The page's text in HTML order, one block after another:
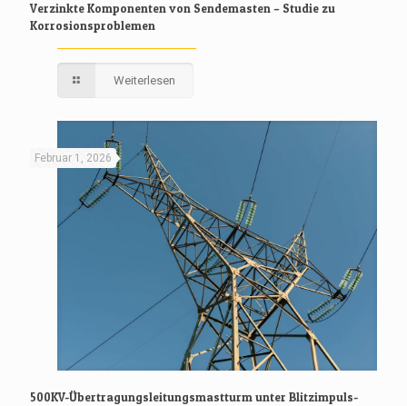
Verzinkte Komponenten von Sendemasten – Studie zu
Korrosionsproblemen
Weiterlesen
Februar 1, 2026
500KV-Übertragungsleitungsmastturm unter Blitzimpuls-